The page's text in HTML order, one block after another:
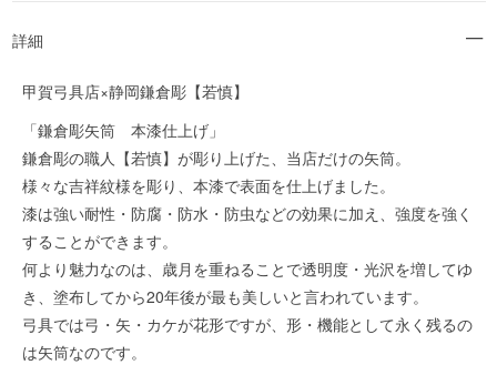
詳細
甲賀弓具店×静岡鎌倉彫【若慎】
「鎌倉彫矢筒 本漆仕上げ」
鎌倉彫の職人【若慎】が彫り上げた、当店だけの矢筒。
様々な吉祥紋様を彫り、本漆で表面を仕上げました。
漆は強い耐性・防腐・防水・防虫などの効果に加え、強度を強く
することができます。
何より魅力なのは、歳月を重ねることで透明度・光沢を増してゆ
き、塗布してから20年後が最も美しいと言われています。
弓具では弓・矢・カケが花形ですが、形・機能として永く残るの
は矢筒なのです。